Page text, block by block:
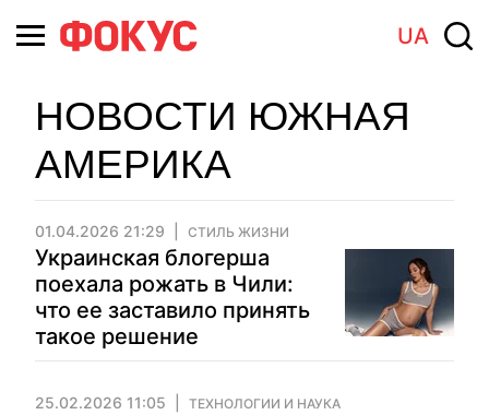
UA
НОВОСТИ ЮЖНАЯ
АМЕРИКА
01.04.2026 21:29 СТИЛЬ ЖИЗНИ
Украинская блогерша
поехала рожать в Чили:
что ее заставило принять
такое решение
25.02.2026 11:05 ТЕХНОЛОГИИ И НАУКА